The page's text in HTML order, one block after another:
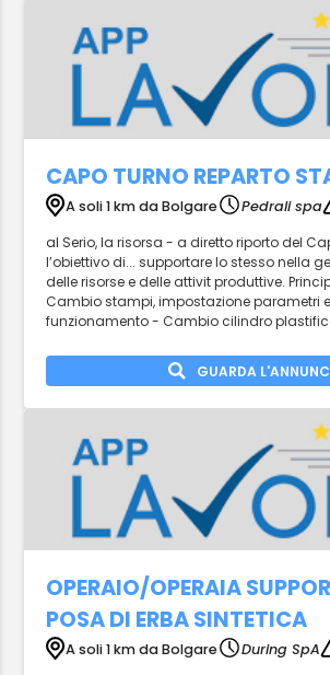
CAPO TURNO REPARTO
A soli 1 km da Bolgare
Pedrali spa
al Serio, la risorsa - a diretto riporto del
l’obiettivo di... supportare lo stesso nella
delle risorse e delle attivit produttive.
Cambio stampi, impostazione parametri
funzionamento - Cambio cilindro
GUARDA
OPERAIO/OPERAIA
POSA DI ERBA SINTETICA
A soli 1 km da Bolgare
During SpA